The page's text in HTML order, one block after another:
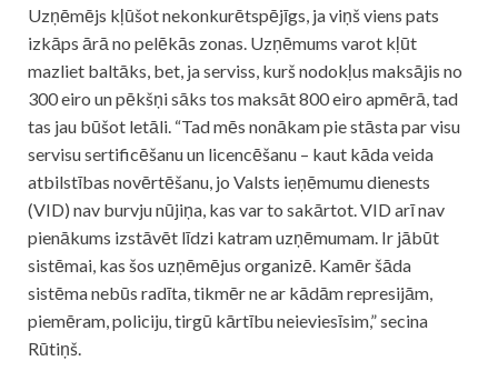
Uzņēmējs kļūšot nekonkurētspējīgs, ja viņš viens pats
izkāps ārā no pelēkās zonas. Uzņēmums varot kļūt
mazliet baltāks, bet, ja serviss, kurš nodokļus maksājis no
300 eiro un pēkšņi sāks tos maksāt 800 eiro apmērā, tad
tas jau būšot letāli. “Tad mēs nonākam pie stāsta par visu
servisu sertificēšanu un licencēšanu – kaut kāda veida
atbilstības novērtēšanu, jo Valsts ieņēmumu dienests
(VID) nav burvju nūjiņa, kas var to sakārtot. VID arī nav
pienākums izstāvēt līdzi katram uzņēmumam. Ir jābūt
sistēmai, kas šos uzņēmējus organizē. Kamēr šāda
sistēma nebūs radīta, tikmēr ne ar kādām represijām,
piemēram, policiju, tirgū kārtību neieviesīsim,” secina
Rūtiņš.